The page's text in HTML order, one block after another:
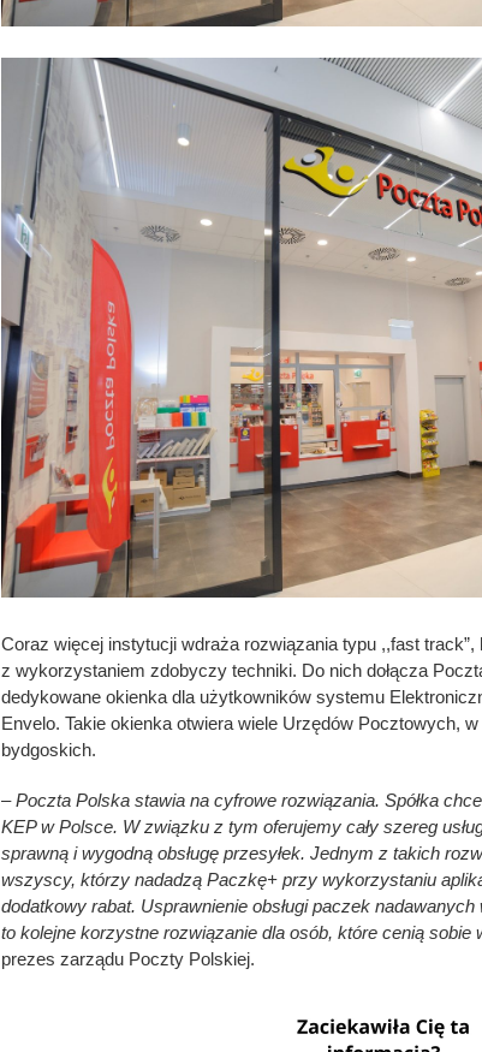
Coraz więcej instytucji wdraża rozwiązania typu ,,fast
z wykorzystaniem zdobyczy techniki. Do nich dołącza
dedykowane okienka dla użytkowników systemu
Envelo. Takie okienka otwiera wiele Urzędów Pocztowych,
bydgoskich.
– Poczta Polska stawia na cyfrowe rozwiązania. Spółka
KEP w Polsce. W związku z tym oferujemy cały szereg
sprawną i wygodną obsługę przesyłek. Jednym z takich
wszyscy, którzy nadadzą Paczkę+ przy wykorzystaniu
dodatkowy rabat. Usprawnienie obsługi paczek
to kolejne korzystne rozwiązanie dla osób, które cenią sobie
prezes zarządu Poczty Polskiej.